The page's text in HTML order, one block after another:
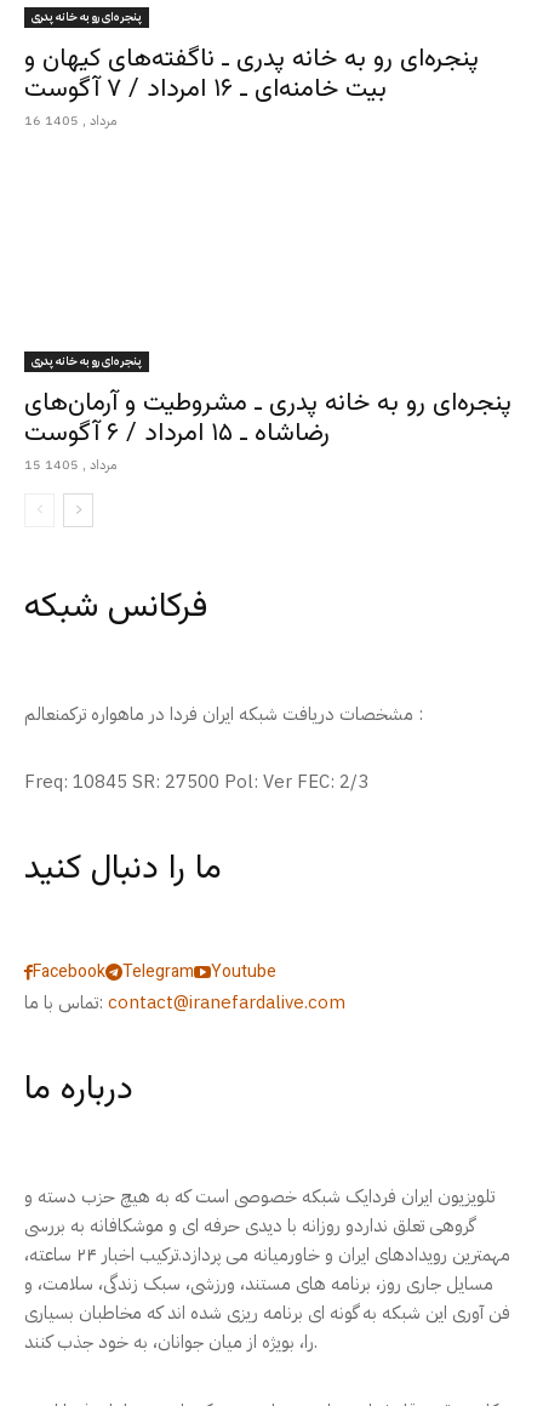
پنجره‌ای رو به خانه پدری
پنجره‌ای رو به خانه پدری ـ ناگفته‌های کیهان و
بیت خامنه‌ای ـ ۱۶ امرداد / ۷ آگوست
16 مرداد , 1405
پنجره‌ای رو به خانه پدری
پنجره‌ای رو به خانه پدری ـ مشروطیت و آرمان‌های
رضاشاه ـ ۱۵ امرداد / ۶ آگوست
15 مرداد , 1405
فرکانس شبکه
مشخصات دریافت شبکه ایران فردا در ماهواره ترکمنعالم :
Freq: 10845 SR: 27500 Pol: Ver FEC: 2/3
ما را دنبال کنید
Facebook Telegram
Youtube
تماس با ما: contact@iranefardalive.com
درباره ما
تلویزیون ایران فردایک شبکه خصوصی است که به هیچ حزب دسته و
گروهی تعلق نداردو روزانه با دیدی حرفه ای و موشکافانه به بررسی
مهمترین رویدادهای ایران و خاورمیانه می پردازد.ترکیب اخبار ۲۴ ساعته،
مسایل جاری روز، برنامه های مستند، ورزشی، سبک زندگی، سلامت، و
فن آوری این شبکه به گونه ای برنامه ریزی شده اند که مخاطبان بسیاری
را، بویژه از میان جوانان، به خود جذب کنند.